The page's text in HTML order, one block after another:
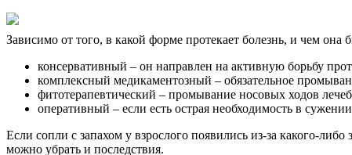
Зависимо от того, в какой форме протекает болезнь, и чем
консервативный – он направлен на активную борьбу
комплексный медикаментозный – обязательное
фитотерапевтический – промывание носовых ходов
оперативный – если есть острая необходимость в
Если сопли с запахом у взрослого появились из-за какого-
можно убрать и последствия.